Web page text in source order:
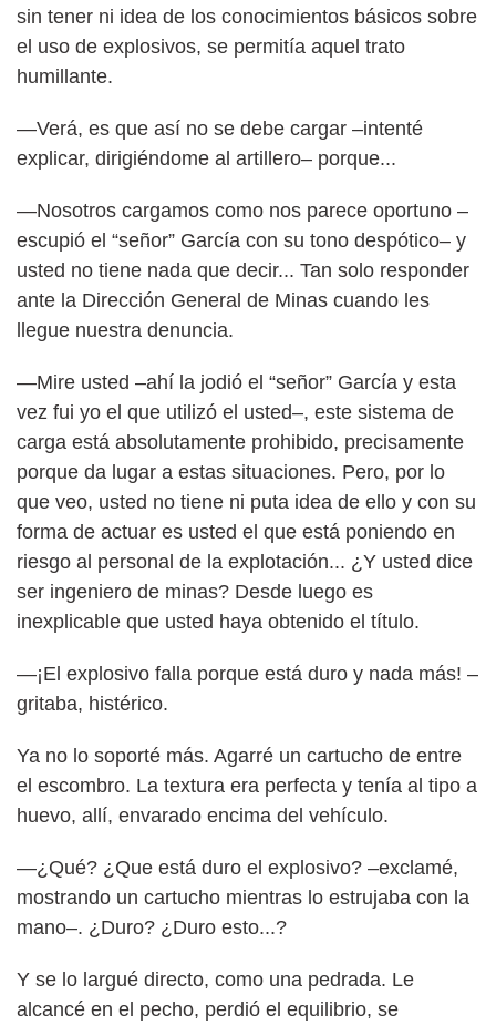
sin tener ni idea de los conocimientos básicos sobre
el uso de explosivos, se permitía aquel trato
humillante.
—Verá, es que así no se debe cargar –intenté
explicar, dirigiéndome al artillero– porque...
—Nosotros cargamos como nos parece oportuno –
escupió el “señor” García con su tono despótico– y
usted no tiene nada que decir... Tan solo responder
ante la Dirección General de Minas cuando les
llegue nuestra denuncia.
—Mire usted –ahí la jodió el “señor” García y esta
vez fui yo el que utilizó el usted–, este sistema de
carga está absolutamente prohibido, precisamente
porque da lugar a estas situaciones. Pero, por lo
que veo, usted no tiene ni puta idea de ello y con su
forma de actuar es usted el que está poniendo en
riesgo al personal de la explotación... ¿Y usted dice
ser ingeniero de minas? Desde luego es
inexplicable que usted haya obtenido el título.
—¡El explosivo falla porque está duro y nada más! –
gritaba, histérico.
Ya no lo soporté más. Agarré un cartucho de entre
el escombro. La textura era perfecta y tenía al tipo a
huevo, allí, envarado encima del vehículo.
—¿Qué? ¿Que está duro el explosivo? –exclamé,
mostrando un cartucho mientras lo estrujaba con la
mano–. ¿Duro? ¿Duro esto...?
Y se lo largué directo, como una pedrada. Le
alcancé en el pecho, perdió el equilibrio, se